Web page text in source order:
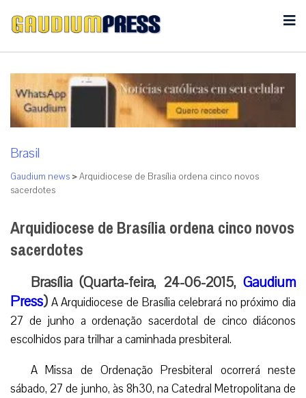
Brasil
Gaudium news >Arquidiocese de Brasília ordena cinco novos
sacerdotes
Arquidiocese de Brasília ordena cinco novos
sacerdotes
Brasília (Quarta-feira, 24-06-2015, Gaudium
Press) A Arquidiocese de Brasília celebrará no próximo dia
27 de junho a ordenação sacerdotal de cinco diáconos
escolhidos para trilhar a caminhada presbiteral.
A Missa de Ordenação Presbiteral ocorrerá neste
sábado, 27 de junho, às 8h30, na Catedral Metropolitana de